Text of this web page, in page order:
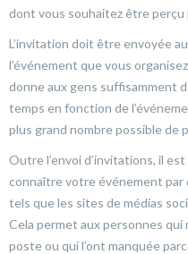
dont vous souhaitez être perçu
L’invitation doit être envoyée
l’événement que vous
donne aux gens suffisamment
temps en fonction de
plus grand nombre possible de
Outre l’envoi d’invitations, il
connaître votre événement par
tels que les sites de médias
Cela permet aux personnes qui
poste ou qui l’ont manquée